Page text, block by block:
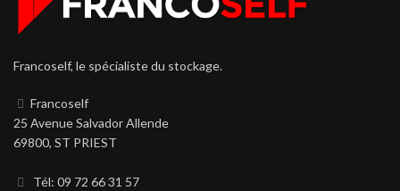
Francoself, le spécialiste du stockage.
Francoself
25 Avenue Salvador Allende
69800, ST PRIEST
Tél: 09 72 66 31 57